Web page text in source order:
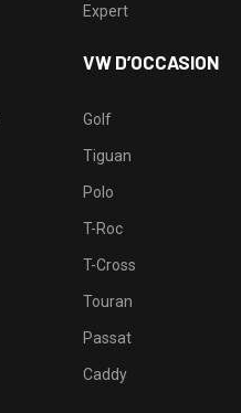
Expert
VW D’OCCASION
Golf
Tiguan
Polo
T-Roc
T-Cross
Touran
Passat
Caddy